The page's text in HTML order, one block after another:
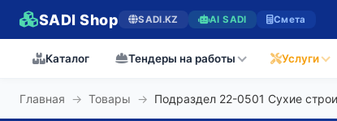
SADI Shop SADI.KZ AI SADI Смета
Каталог Тендеры на работы Услуги
Главная → Товары → Подраздел 22-0501 Сухие